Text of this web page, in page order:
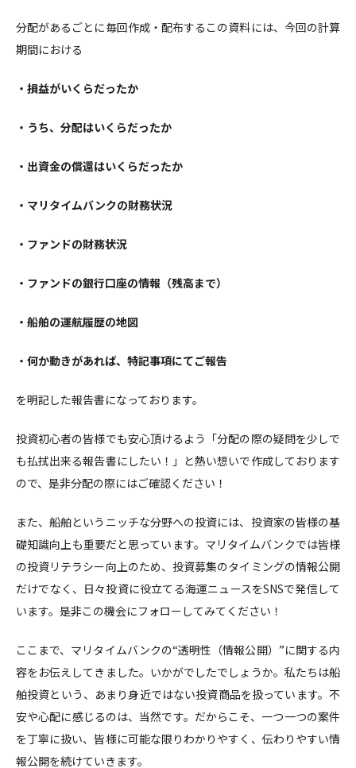
分配があるごとに毎回作成・配布するこの資料には、今回の計算
期間における
・損益がいくらだったか
・うち、分配はいくらだったか
・出資金の償還はいくらだったか
・マリタイムバンクの財務状況
・ファンドの財務状況
・ファンドの銀行口座の情報（残高まで）
・船舶の運航履歴の地図
・何か動きがあれば、特記事項にてご報告
を明記した報告書になっております。
投資初心者の皆様でも安心頂けるよう「分配の際の疑問を少しで
も払拭出来る報告書にしたい！」と熱い想いで作成しております
ので、是非分配の際にはご確認ください！
また、船舶というニッチな分野への投資には、投資家の皆様の基
礎知識向上も重要だと思っています。マリタイムバンクでは皆様
の投資リテラシー向上のため、投資募集のタイミングの情報公開
だけでなく、日々投資に役立てる海運ニュースをSNSで発信して
います。是非この機会にフォローしてみてください！
ここまで、マリタイムバンクの“透明性（情報公開）”に関する内
容をお伝えしてきました。いかがでしたでしょうか。私たちは船
舶投資という、あまり身近ではない投資商品を扱っています。不
安や心配に感じるのは、当然です。だからこそ、一つ一つの案件
を丁寧に扱い、皆様に可能な限りわかりやすく、伝わりやすい情
報公開を続けていきます。